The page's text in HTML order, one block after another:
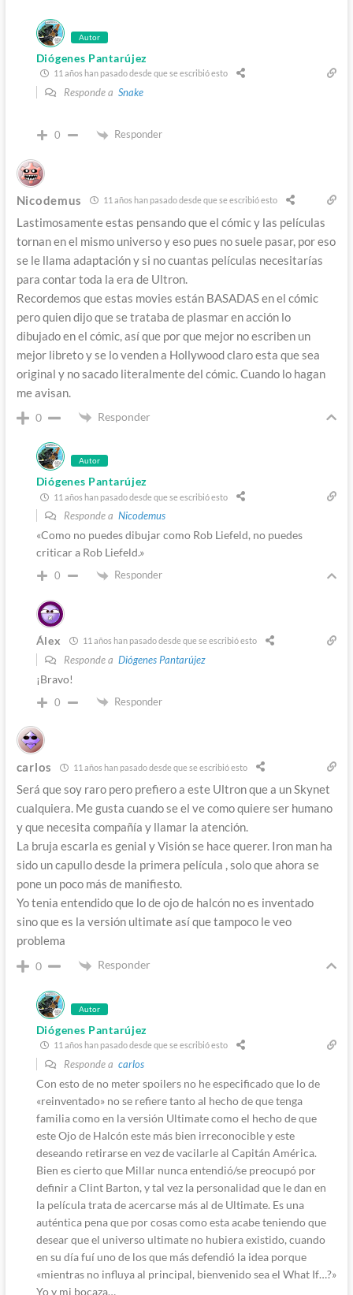
Autor
Diógenes Pantarújez
11 años han pasado desde que se escribió esto
Responde a Snake
0 Responder
Nicodemus 11 años han pasado desde que se escribió esto
Lastimosamente estas pensando que el cómic y las películas
tornan en el mismo universo y eso pues no suele pasar, por eso
se le llama adaptación y si no cuantas películas necesitarías
para contar toda la era de Ultron.
Recordemos que estas movies están BASADAS en el cómic
pero quien dijo que se trataba de plasmar en acción lo
dibujado en el cómic, así que por que mejor no escriben un
mejor libreto y se lo venden a Hollywood claro esta que sea
original y no sacado literalmente del cómic. Cuando lo hagan
me avisan.
0 Responder
Autor
Diógenes Pantarújez
11 años han pasado desde que se escribió esto
Responde a Nicodemus
«Como no puedes dibujar como Rob Liefeld, no puedes
criticar a Rob Liefeld.»
0 Responder
Álex 11 años han pasado desde que se escribió esto
Responde a Diógenes Pantarújez
¡Bravo!
0 Responder
carlos 11 años han pasado desde que se escribió esto
Será que soy raro pero prefiero a este Ultron que a un Skynet
cualquiera. Me gusta cuando se el ve como quiere ser humano
y que necesita compañía y llamar la atención.
La bruja escarla es genial y Visión se hace querer. Iron man ha
sido un capullo desde la primera película , solo que ahora se
pone un poco más de manifiesto.
Yo tenia entendido que lo de ojo de halcón no es inventado
sino que es la versión ultimate así que tampoco le veo
problema
0 Responder
Autor
Diógenes Pantarújez
11 años han pasado desde que se escribió esto
Responde a carlos
Con esto de no meter spoilers no he especificado que lo de
«reinventado» no se refiere tanto al hecho de que tenga
familia como en la versión Ultimate como el hecho de que
este Ojo de Halcón este más bien irreconocible y este
deseando retirarse en vez de vacilarle al Capitán América.
Bien es cierto que Millar nunca entendió/se preocupó por
definir a Clint Barton, y tal vez la personalidad que le dan en
la película trata de acercarse más al de Ultimate. Es una
auténtica pena que por cosas como esta acabe teniendo que
desear que el universo ultimate no hubiera existido, cuando
en su día fuí uno de los que más defendió la idea porque
«mientras no influya al principal, bienvenido sea el What If…?»
Yo y mi bocaza…